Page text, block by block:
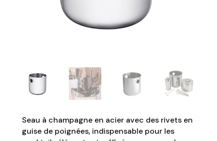
Seau à champagne en acier avec des rivets en
guise de poignées, indispensable pour les